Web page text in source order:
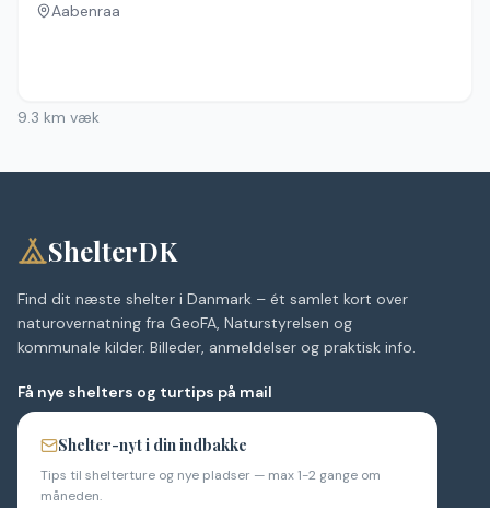
Aabenraa
9.3 km væk
ShelterDK
Find dit næste shelter i Danmark – ét samlet kort over
naturovernatning fra GeoFA, Naturstyrelsen og
kommunale kilder. Billeder, anmeldelser og praktisk info.
Få nye shelters og turtips på mail
Shelter-nyt i din indbakke
Tips til shelterture og nye pladser — max 1-2 gange om
måneden.